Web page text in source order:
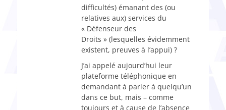
difficultés) émanant des (ou
relatives aux) services du
« Défenseur des
Droits » (lesquelles évidemment
existent, preuves à l’appui) ?
J’ai appelé aujourd’hui leur
plateforme téléphonique en
demandant à parler à quelqu’un
dans ce but, mais – comme
toujours et à cause de l’absence